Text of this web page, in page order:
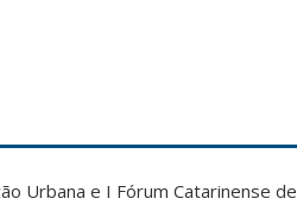
Urbana e I Fórum Catarinense de